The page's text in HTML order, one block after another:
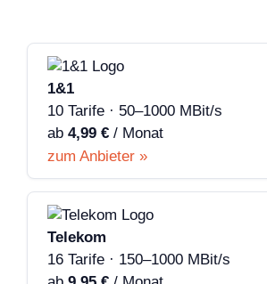
1&1
10 Tarife · 50–1000 MBit/s
ab 4,99 € / Monat
zum Anbieter »
Telekom
16 Tarife · 150–1000 MBit/s